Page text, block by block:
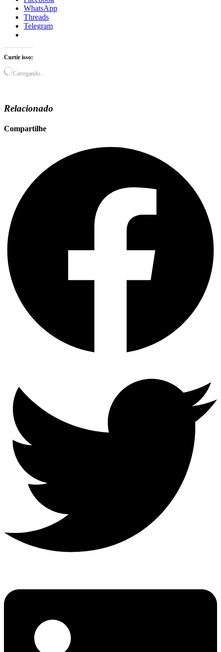
WhatsApp
Threads
Telegram
Curtir isso:
Carregando...
Relacionado
Compartilhe